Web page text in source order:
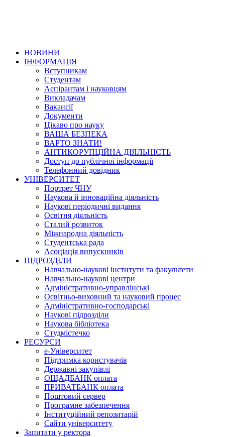
НОВИНИ
ІНФОРМАЦІЯ
Вступникам
Студентам
Аспірантам і науковцям
Викладачам
Вакансії
Документи
Цікаво про науку
ВАША БЕЗПЕКА
ВАРТО ЗНАТИ!
АНТИКОРУПЦІЙНА ДІЯЛЬНІСТЬ
Доступ до публічної інформації
Телефонний довідник
УНІВЕРСИТЕТ
Портрет ЧНУ
Наукова й інноваційна діяльність
Наукові періодичні видання
Освітня діяльність
Сталий розвиток
Міжнародна діяльність
Студентська рада
Асоціація випускників
ПІДРОЗДІЛИ
Навчально-наукові інститути та факультети
Навчально-наукові центри
Адміністративно-управлінські
Освітньо-виховний та науковий процес
Адміністративно-господарські
Наукові підрозділи
Наукова бібліотека
Студмістечко
РЕСУРСИ
е-Університет
Підтримка користувачів
Державні закупівлі
ОЩАДБАНК оплата
ПРИВАТБАНК оплата
Поштовий сервер
Програмне забезпечення
Інституційний репозитарій
Сайти університету
Запитати у ректора